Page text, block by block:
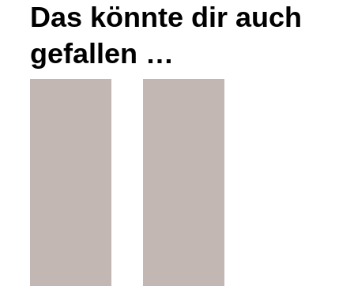
Das könnte dir auch
gefallen …